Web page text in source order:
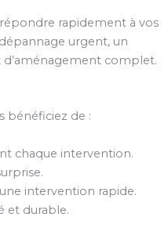
rapidement à vos
urgent, un
complet.
bénéficiez de :
chaque intervention.
intervention rapide.
et durable.